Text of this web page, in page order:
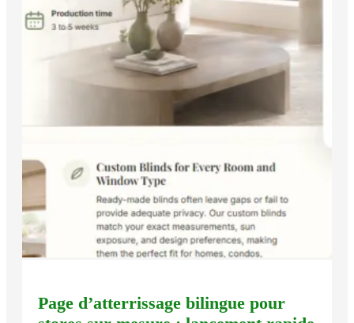
Page d’atterrissage bilingue pour